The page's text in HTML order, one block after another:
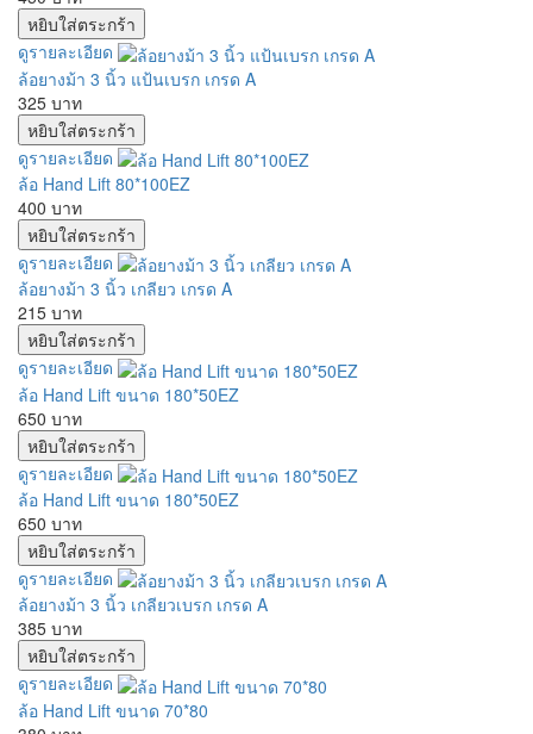
ดูรายละเอียด
ล้อยางม้า 3 นิ้ว แป้นเบรก เกรด A
325 บาท
ดูรายละเอียด
ล้อ Hand Lift 80*100EZ
400 บาท
ดูรายละเอียด
ล้อยางม้า 3 นิ้ว เกลียว เกรด A
215 บาท
ดูรายละเอียด
ล้อ Hand Lift ขนาด 180*50EZ
650 บาท
ดูรายละเอียด
ล้อ Hand Lift ขนาด 180*50EZ
650 บาท
ดูรายละเอียด
ล้อยางม้า 3 นิ้ว เกลียวเบรก เกรด A
385 บาท
ดูรายละเอียด
ล้อ Hand Lift ขนาด 70*80